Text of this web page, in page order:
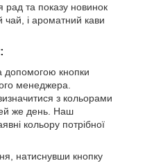
рад та показу новинок
чай, і ароматний кави
кнопки
менеджера.
з кольорами
же день. Наш
кольору потрібної
натиснувши кнопку